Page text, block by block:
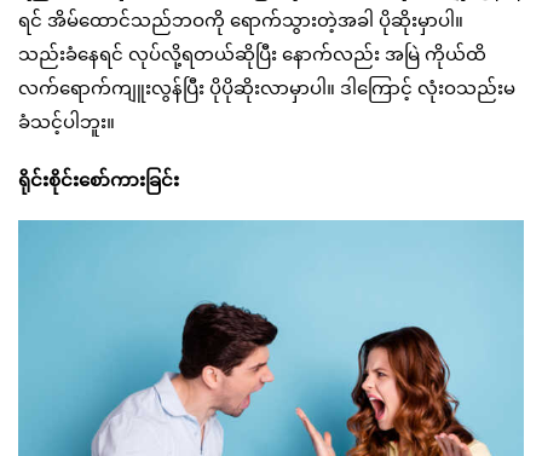
ရင် အိမ်ထောင်သည်ဘဝကို ရောက်သွားတဲ့အခါ ပိုဆိုးမှာပါ။
သည်းခံနေရင် လုပ်လို့ရတယ်ဆိုပြီး နောက်လည်း အမြဲ ကိုယ်ထိ
လက်ရောက်ကျူးလွန်ပြီး ပိုပိုဆိုးလာမှာပါ။ ဒါကြောင့် လုံးဝသည်းမ
ခံသင့်ပါဘူး။
ရိုင်းစိုင်းစော်ကားခြင်း